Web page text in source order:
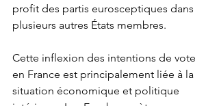
profit des partis eurosceptiques dans
plusieurs autres États membres.
Cette inflexion des intentions de vote
en France est principalement liée à la
situation économique et politique